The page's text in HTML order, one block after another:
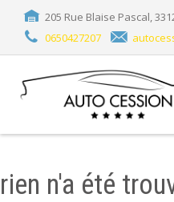
205 Rue Blaise Pascal,
0650427207
rien n'a été